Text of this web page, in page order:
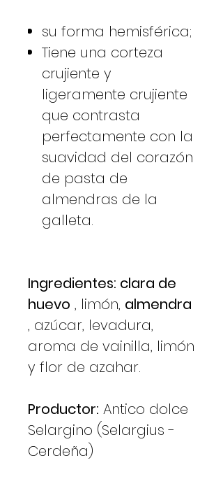
su forma hemisférica;
Tiene una corteza
crujiente y
ligeramente crujiente
que contrasta
perfectamente con la
suavidad del corazón
de pasta de
almendras de la
galleta.
Ingredientes: clara de
huevo , limón, almendra
, azúcar, levadura,
aroma de vainilla, limón
y flor de azahar.
Productor: Antico dolce
Selargino (Selargius -
Cerdeña)